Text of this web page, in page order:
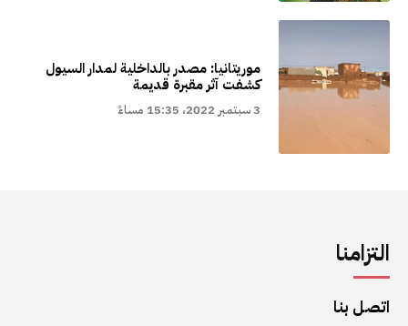
موريتانيا: مصدر بالداخلية لمدار السيول
كشفت آثر مقبرة قديمة
3 سبتمبر 2022، 15:35 مساءً
التزامنا
اتصل بنا